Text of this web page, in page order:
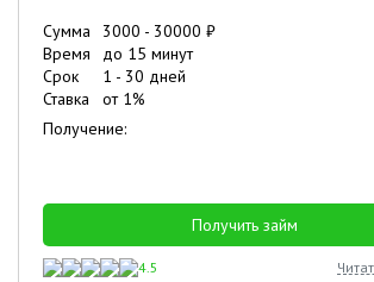
Сумма 3000 - 30000 ₽
Время
до 15 минут
Срок
1 - 30 дней
Ставка
от 1%
Получение:
Получить займ
4.5